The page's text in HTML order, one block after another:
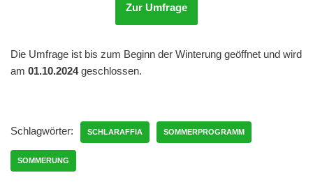
Zur Umfrage
Die Umfrage ist bis zum Beginn der Winterung geöffnet und wird
am 01.10.2024geschlossen.
Schlagwörter: SCHLARAFFIA SOMMERPROGRAMM
SOMMERUNG